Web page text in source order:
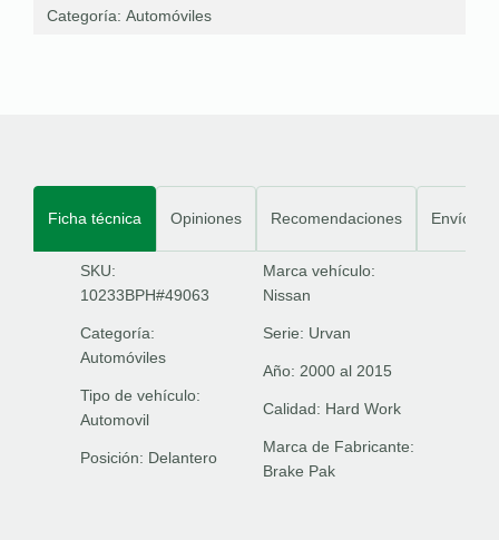
Categoría: Automóviles
Ficha técnica Opiniones Recomendaciones Envíos
SKU:
10233BPH#49063
Categoría:
Automóviles
Tipo de vehículo:
Automovil
Posición: Delantero
Marca vehículo:
Nissan
Serie: Urvan
Año: 2000 al 2015
Calidad: Hard Work
Marca de Fabricante:
Brake Pak